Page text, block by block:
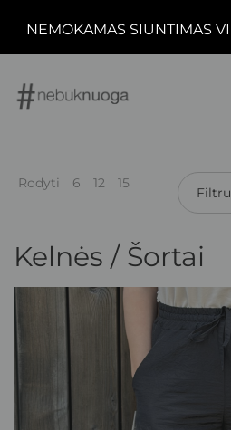
Rodyti 6 12 15
Kelnės / Šortai
NEMOKAMAS SIUNTIMAS